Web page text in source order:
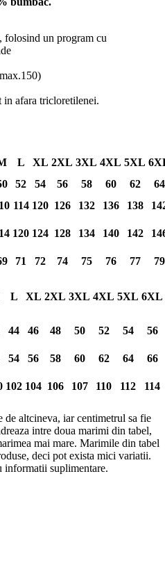
folosind un program cu
in afara tricloretilenei.
L XL 2XL 3XL 4XL 5XL
52 54 56 58 60 62
64
114 120 126 132 136 138
120 124 128 134 140 142
71 72 74 75 76 77
79
L XL 2XL 3XL 4XL 5XL 6XL
44 46 48 50 52 54
56
54 56 58 60 62 64
66
102 104 106 107 110 112 114
de altcineva, iar centimetrul sa fie
intre doua marimi din tabel,
mai mare. Marimile din tabel
deci pot exista mici variatii.
informatii suplimentare.